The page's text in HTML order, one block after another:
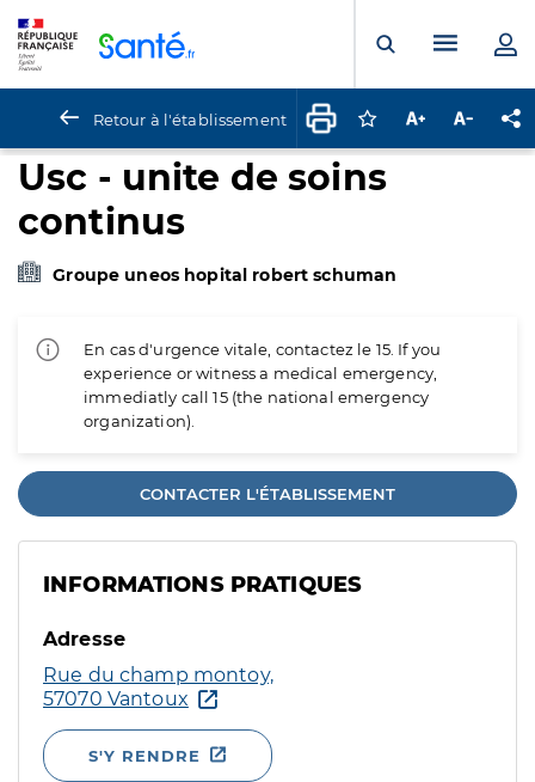
Ouvrir laMenu
Retour à l'établissement Connectez-vous
Augmenter la
Usc - unite de soins
continus
Groupe uneos hopital robert schuman
En cas d'urgence vitale, contactez le 15. If you
experience or witness a medical emergency,
immediatly call 15 (the national emergency
organization).
CONTACTER L'ÉTABLISSEMENT
INFORMATIONS PRATIQUES
Adresse
Rue du champ montoy,
57070 Vantoux
S'Y RENDRE